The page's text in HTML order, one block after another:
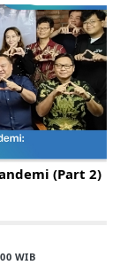
Pakar Ritel
(Part 2)
WIB